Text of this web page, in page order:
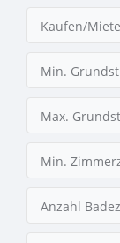
Kaufen/
Min.
Max.
Min.
Anzahl